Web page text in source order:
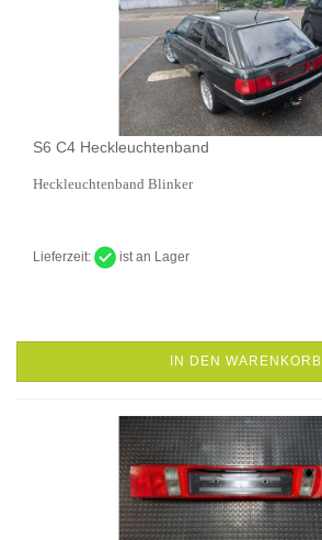
S6 C4 Heckleuchtenband
Heckleuchtenband Blinker
Lieferzeit: ist an Lager
IN DEN WARENKORB